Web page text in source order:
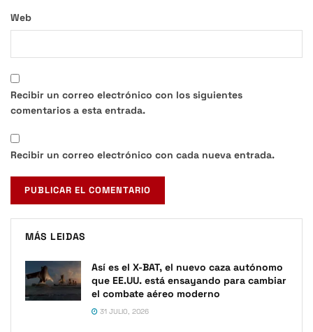
Web
Recibir un correo electrónico con los siguientes
comentarios a esta entrada.
Recibir un correo electrónico con cada nueva entrada.
MÁS LEIDAS
Así es el X-BAT, el nuevo caza autónomo
que EE.UU. está ensayando para cambiar
el combate aéreo moderno
31 JULIO, 2026